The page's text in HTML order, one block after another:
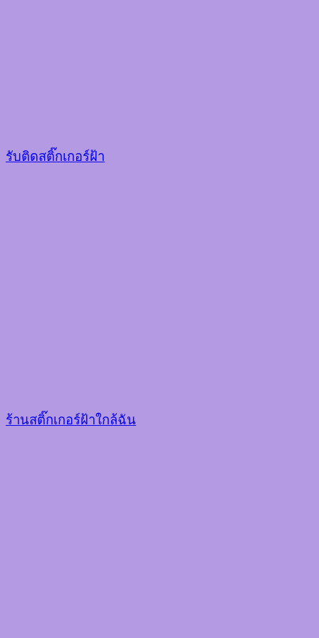
รับติดสติ๊กเกอร์ฝ้า
ร้านสติ๊กเกอร์ฝ้าใกล้ฉัน